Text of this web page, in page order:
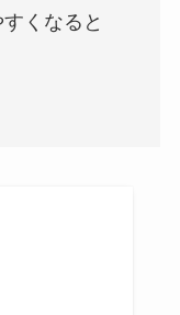
くなると